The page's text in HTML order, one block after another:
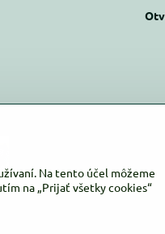
Na tento účel môžeme
na „Prijať všetky cookies“